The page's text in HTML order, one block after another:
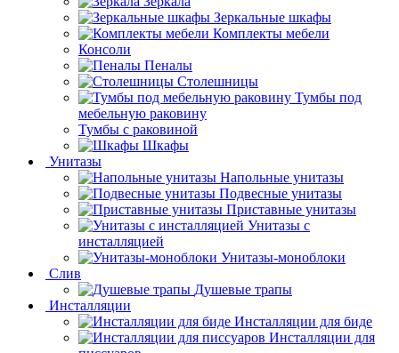
Зеркальные шкафы
Комплекты мебели
Консоли
Пеналы
Столешницы
Тумбы под
мебельную раковину
Тумбы с раковиной
Шкафы
Унитазы
Напольные унитазы
Подвесные унитазы
Приставные унитазы
Унитазы с
инсталляцией
Унитазы-моноблоки
Слив
Душевые трапы
Инсталляции
Инсталляции для биде
Инсталляции для